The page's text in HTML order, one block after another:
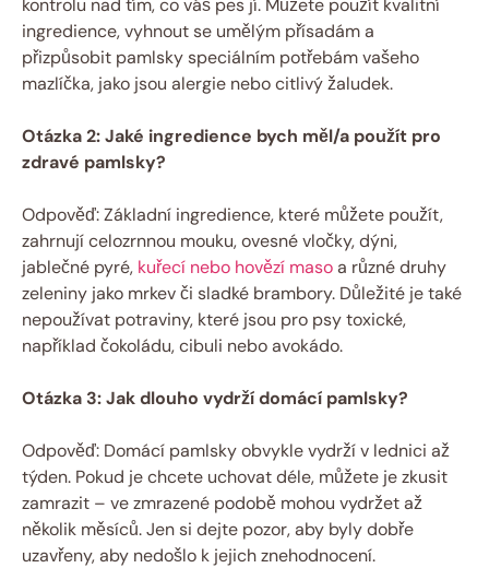
ingredience, vyhnout se umělým přísadám a
přizpůsobit pamlsky speciálním potřebám vašeho
mazlíčka, jako jsou alergie nebo citlivý žaludek.
Otázka 2: Jaké ingredience bych měl/a použít pro
zdravé pamlsky?
Odpověď: Základní ingredience, které můžete použít,
zahrnují celozrnnou mouku, ovesné vločky, dýni,
jablečné pyré, kuřecí nebo hovězí masoa různé druhy
zeleniny jako mrkev či sladké brambory. Důležité je také
nepoužívat potraviny, které jsou pro psy toxické,
například čokoládu, cibuli nebo avokádo.
Otázka 3: Jak dlouho vydrží domácí pamlsky?
Odpověď: Domácí pamlsky obvykle vydrží v lednici až
týden. Pokud je chcete uchovat déle, můžete je zkusit
zamrazit – ve zmrazené podobě mohou vydržet až
několik měsíců. Jen si dejte pozor, aby byly dobře
uzavřeny, aby nedošlo k jejich znehodnocení.